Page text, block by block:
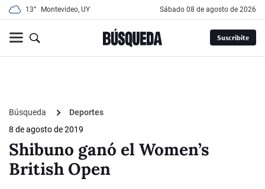
13° Montevideo, UY sábado 08 de agosto de 2026
Suscribite
Búsqueda
Deportes
8 de agosto de 2019
Shibuno ganó el Women’s
British Open